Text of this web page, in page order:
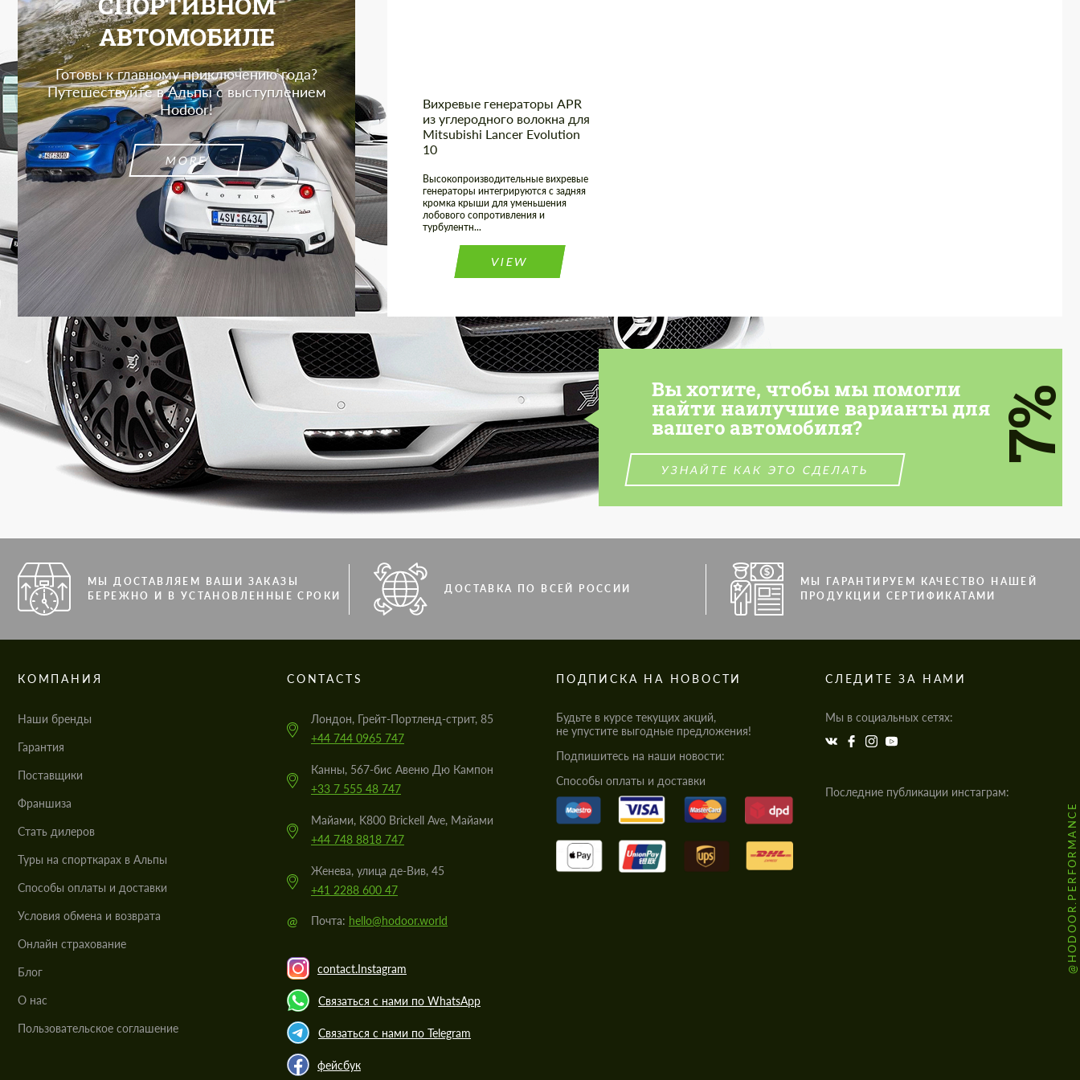
АВТОМОБИЛЕ
Готовы к главному приключению года?
Путешествуйте в Альпы с выступлением
Hodoor!
MORE
Вихревые генераторы APR
из углеродного волокна для
Mitsubishi Lancer Evolution
10
Высокопроизводительные вихревые
генераторы интегрируются с задняя
кромка крыши для уменьшения
лобового сопротивления и
турбулентн...
VIEW
Вы хотите, чтобы мы помогли
найти наилучшие варианты для
вашего автомобиля?
УЗНАЙТЕ КАК ЭТО СДЕЛАТЬ
7%
МЫ ДОСТАВЛЯЕМ ВАШИ ЗАКАЗЫ
БЕРЕЖНО И В УСТАНОВЛЕННЫЕ СРОКИ
ДОСТАВКА ПО ВСЕЙ РОССИИ
МЫ ГАРАНТИРУЕМ КАЧЕСТВО НАШЕЙ
ПРОДУКЦИИ СЕРТИФИКАТАМИ
КОМПАНИЯ
Наши бренды
Гарантия
Поставщики
Франшиза
Стать дилеров
Туры на спорткарах в Альпы
Cпособы оплаты и доставки
Условия обмена и возврата
Онлайн страхование
Блог
О нас
Пользовательское соглашение
CONTACTS
Лондон, Грейт-Портленд-стрит, 85
+44 744 0965 747
Канны, 567-бис Авеню Дю Кампон
+33 7 555 48 747
Майами, K800 Brickell Ave, Майами
+44 748 8818 747
Женева, улица де-Вив, 45
+41 2288 600 47
@ Почта: hello@hodoor.world
contact.Instagram
Связаться с нами по WhatsApp
Связаться с нами по Telegram
фейсбук
ПОДПИСКА НА НОВОСТИ
Будьте в курсе текущих акций,
не упустите выгодные предложения!
Подпишитесь на наши новости:
Cпособы оплаты и доставки
СЛЕДИТЕ ЗА НАМИ
Мы в социальных сетях:
Последние публикации инстаграм:
@HODOOR.PERFORMANCE